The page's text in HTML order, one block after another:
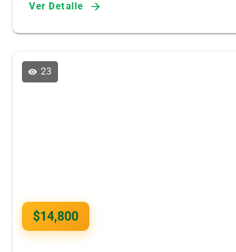
Ver Detalle
$14,800
23